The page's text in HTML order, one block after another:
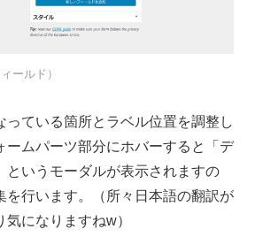
ールド）
っている箇所とラベル位置を調整し
ームパーツ部分にホバーすると「デ
というモーダルが表示されますの
を行います。（所々日本語の翻訳が
になりますねw）